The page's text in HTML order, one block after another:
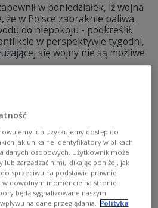
w poniedziałek, iż wojna
że w Polsce zabraknie paliwa.
do niepokoju - podkreślił.
w perspektywie tygodni,
się wojny nie są możliwe
lub uzyskujemy dostęp do
jak unikalne identyfikatory w plikach
danych osobowych. Użytkownik może
lub zarządzać nimi, klikając poniżej, jak
sprzeciwu na podstawie prawnie
w dowolnym momencie na stronie
będą sygnalizowane naszym
na dane przeglądania.
Polityka